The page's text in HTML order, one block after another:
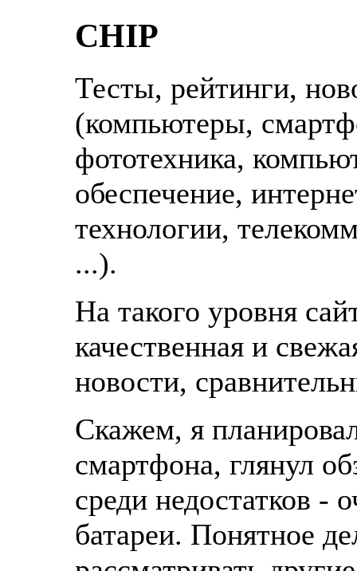
CHIP
Тесты, рейтинги,
(компьютеры,
фототехника,
обеспечение,
технологии,
...).
На такого уровня
качественная и
новости,
Скажем, я
смартфона, глянул
среди недостатков -
батареи. Понятное